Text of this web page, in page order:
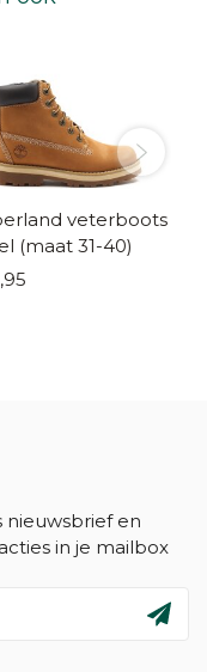
veterboots
(maat 31-40)
nieuwsbrief en
in je mailbox